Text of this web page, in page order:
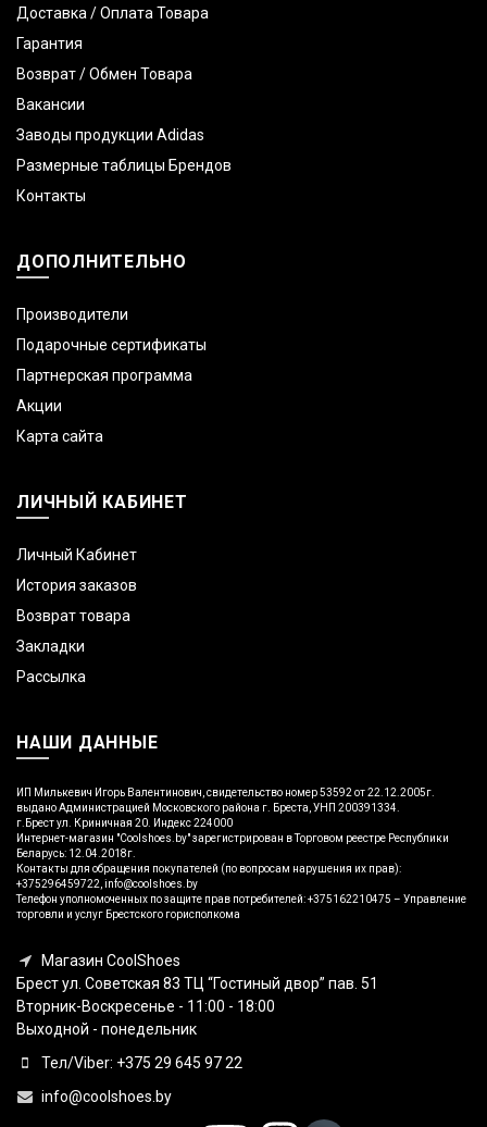
Доставка / Оплата Товара
Гарантия
Возврат / Обмен Товара
Вакансии
Заводы продукции Adidas
Размерные таблицы Брендов
Контакты
ДОПОЛНИТЕЛЬНО
Производители
Подарочные сертификаты
Партнерская программа
Акции
Карта сайта
ЛИЧНЫЙ КАБИНЕТ
Личный Кабинет
История заказов
Возврат товара
Закладки
Рассылка
НАШИ ДАННЫЕ
ИП Милькевич Игорь Валентинович, свидетельство номер 53592 от 22.12.2005г.
выдано Администрацией Московского района г. Бреста, УНП 200391334.
г.Брест ул. Криничная 20. Индекс 224000
Интернет-магазин "Coolshoes.by" зарегистрирован в Торговом реестре Республики
Беларусь: 12.04.2018г.
Контакты для обращения покупателей (по вопросам нарушения их прав):
+375296459722, info@coolshoes.by
Телефон уполномоченных по защите прав потребителей: +375162210475 – Управление
торговли и услуг Брестского горисполкома
Магазин CoolShoes
Брест ул. Советская 83 ТЦ “Гостиный двор” пав. 51
Вторник-Воскресенье - 11:00 - 18:00
Выходной - понедельник
Тел/Viber: +375 29 645 97 22
info@coolshoes.by